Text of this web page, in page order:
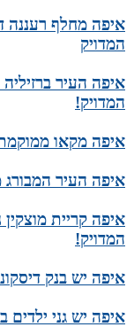
איפה מחלף רעננה
המדויק
איפה העיר
המדויק!
איפה מקאו
איפה העיר
איפה קריית
המדויק!
איפה יש בנק
איפה יש גני